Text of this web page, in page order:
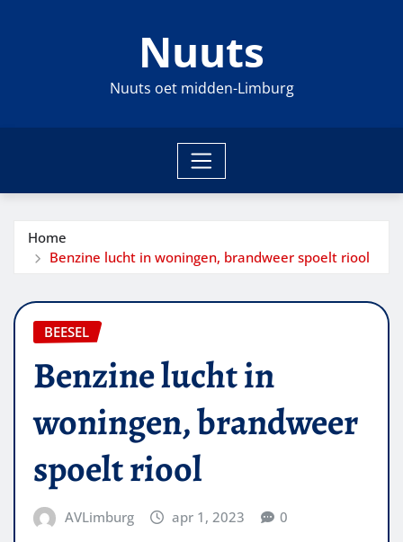
Nuuts
Nuuts oet midden-Limburg
Home
Benzine lucht in woningen, brandweer spoelt riool
BEESEL
Benzine lucht in
woningen, brandweer
spoelt riool
AVLimburg apr 1, 2023 0